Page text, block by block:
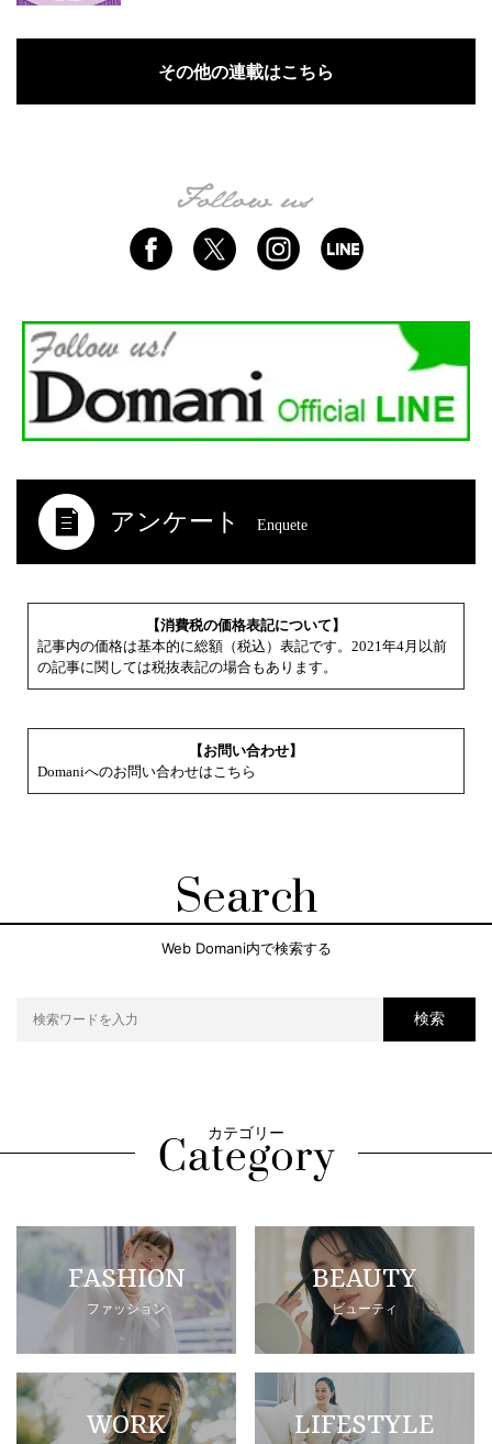
その他の連載はこちら
アンケート Enquete
【消費税の価格表記について】
記事内の価格は基本的に総額（税込）表記です。2021年4月以前
の記事に関しては税抜表記の場合もあります。
【お問い合わせ】
Domaniへのお問い合わせはこちら
Search
Web Domani内で検索する
検索
カテゴリー
FASHION
ファッション
BEAUTY
ビューティ
WORK LIFESTYLE